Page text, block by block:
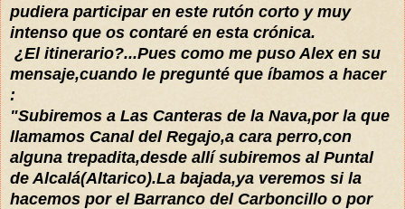
pudiera participar en este rutón corto y muy
intenso que os contaré en esta crónica.
¿El itinerario?...Pues como me puso Alex en su
mensaje,cuando le pregunté que íbamos a hacer
:
"Subiremos a Las Canteras de la Nava,por la que
llamamos Canal del Regajo,a cara perro,con
alguna trepadita,desde allí subiremos al Puntal
de Alcalá(Altarico).La bajada,ya veremos si la
hacemos por el Barranco del Carboncillo o por